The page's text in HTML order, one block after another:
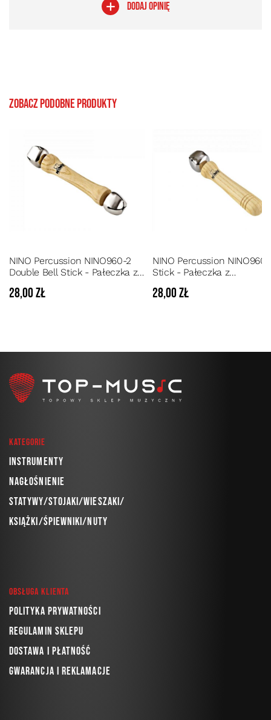
DODAJ OPINIĘ
Zobacz podobne produkty
NINO Percussion NINO960-2
Double Bell Stick - Pałeczka z
28,00 zł
NINO Percussion NINO960
Stick - Pałeczka z
28,00 zł
Kategorie
Instrumenty
Nagłośnienie
Statywy/Stojaki/Wieszaki/
Książki/Śpiewniki/Nuty
Obsługa klienta
Polityka prywatności
Regulamin sklepu
Dostawa i płatność
Gwarancja i reklamacje